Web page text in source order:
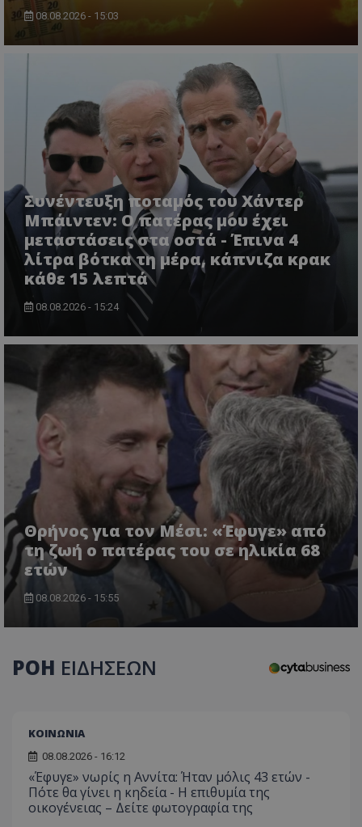
08.08.2026 - 15:03
Συνέντευξη ποταμός του Χάντερ
Μπάιντεν: Ο πατέρας μου έχει
μεταστάσεις στα οστά - Έπινα 4
λίτρα βότκα τη μέρα, κάπνιζα κρακ
κάθε 15 λεπτά
08.08.2026 - 15:24
Θρήνος για τον Μέσι: «Έφυγε» από
τη ζωή ο πατέρας του σε ηλικία 68
ετών
08.08.2026 - 15:55
ΡΟΗ ΕΙΔΗΣΕΩΝ
ΚΟΙΝΩΝΙΑ
08.08.2026 - 16:12
«Έφυγε» νωρίς η Αννίτα: Ήταν μόλις 43 ετών -
Πότε θα γίνει η κηδεία - Η επιθυμία της
οικογένειας – Δείτε φωτογραφία της